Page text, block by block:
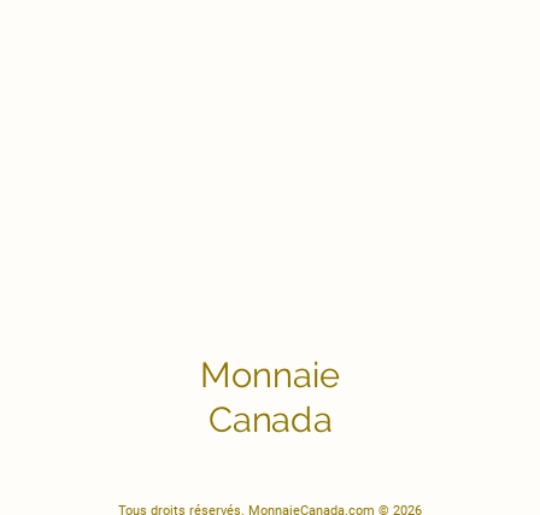
Monnaie
Canada
Tous droits réservés. MonnaieCanada.com © 2026